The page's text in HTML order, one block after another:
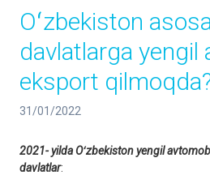
Oʻzbekiston
davlatlarga yengil
eksport
31/01/2022
2021-yilda Oʻzbekiston yengil
davlatlar: